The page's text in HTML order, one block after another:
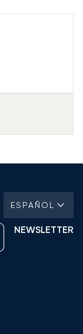
ESPAÑOL
NEWSLETTER